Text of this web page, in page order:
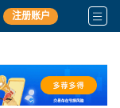
注册账户